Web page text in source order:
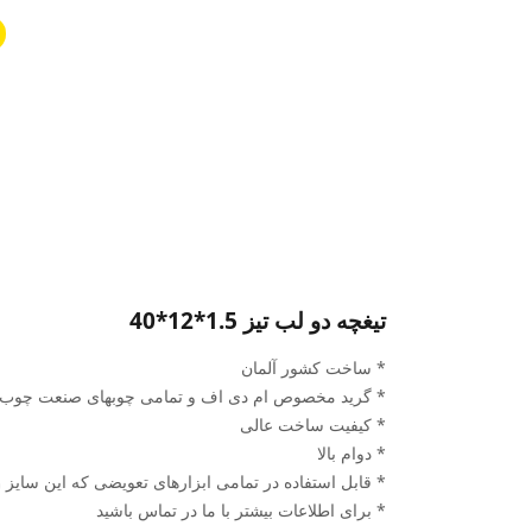
تیغچه دو لب تیز 1.5*12*40
* ساخت کشور آلمان
* گرید مخصوص ام دی اف و تمامی چوبهای صنعت چوب
* کیفیت ساخت عالی
* دوام بالا
* قابل استفاده در تمامی ابزارهای تعویضی که این سایز
* برای اطلاعات بیشتر با ما در تماس باشید